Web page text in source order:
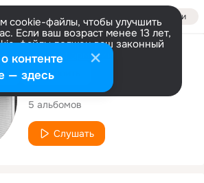
Войти
cookie-файлы, чтобы улучшить
Если ваш возраст менее 13 лет,
файлы должен ваш законный
Больше информации
Настроить
Исполнитель
RPG7
5 альбомов
Слушать
контенте
— здесь